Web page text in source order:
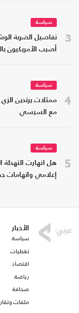
3
سياسة
تفاصيل الضربة
أصيب الأمريكيون
4
سياسة
ممثلات يرتدين
مع السيسي
5
سياسة
هل انهارت التهدئة
إعلامي واتهامات
الأخبار
سياسة
تغطيات
اقتصاد
رياضة
صحافة
ملفات